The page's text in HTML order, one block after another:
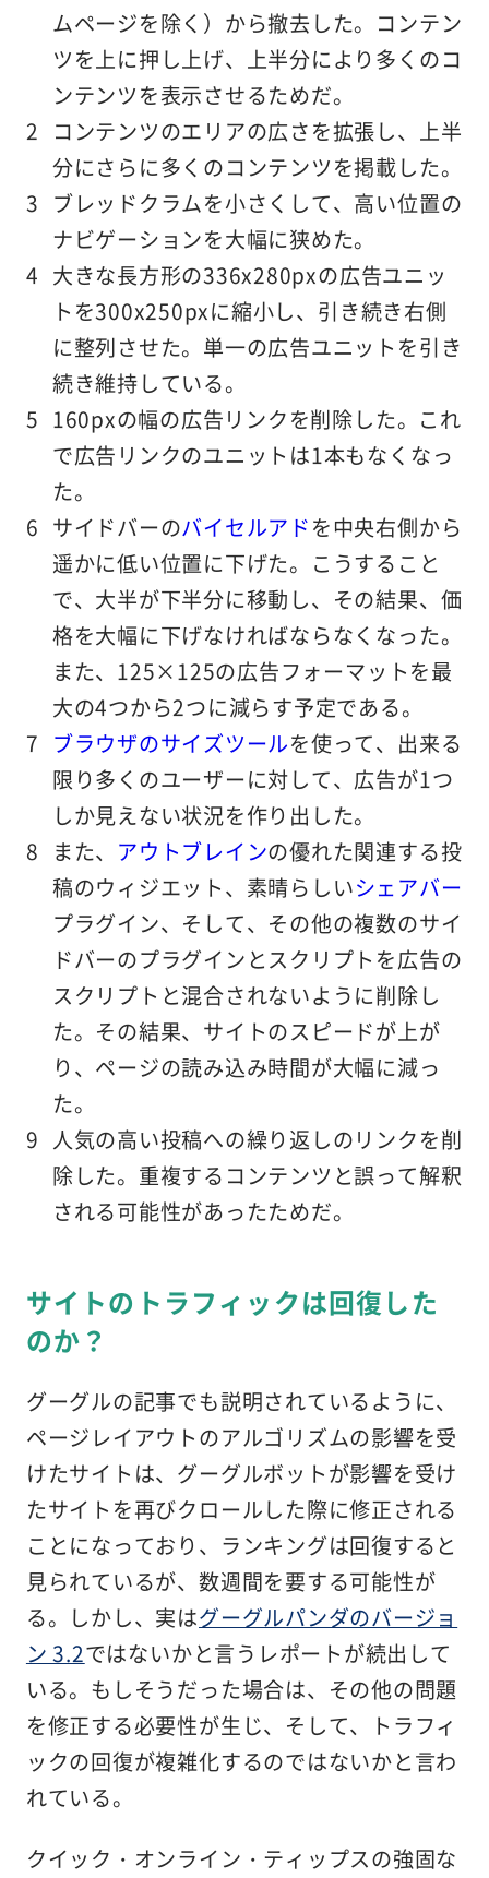
ムページを除く）から撤去した。コンテン
ツを上に押し上げ、上半分により多くのコ
ンテンツを表示させるためだ。
コンテンツのエリアの広さを拡張し、上半
分にさらに多くのコンテンツを掲載した。
ブレッドクラムを小さくして、高い位置の
ナビゲーションを大幅に狭めた。
大きな長方形の336x280pxの広告ユニッ
トを300x250pxに縮小し、引き続き右側
に整列させた。単一の広告ユニットを引き
続き維持している。
160pxの幅の広告リンクを削除した。これ
で広告リンクのユニットは1本もなくなっ
た。
サイドバーのバイセルアドを中央右側から
遥かに低い位置に下げた。こうすること
で、大半が下半分に移動し、その結果、価
格を大幅に下げなければならなくなった。
また、125×125の広告フォーマットを最
大の4つから2つに減らす予定である。
ブラウザのサイズツールを使って、出来る
限り多くのユーザーに対して、広告が1つ
しか見えない状況を作り出した。
また、 アウトブレインの優れた関連する投
稿のウィジエット、素晴らしいシェアバー
プラグイン、そして、その他の複数のサイ
ドバーのプラグインとスクリプトを広告の
スクリプトと混合されないように削除し
た。その結果、サイトのスピードが上が
り、ページの読み込み時間が大幅に減っ
た。
人気の高い投稿への繰り返しのリンクを削
除した。重複するコンテンツと誤って解釈
される可能性があったためだ。
サイトのトラフィックは回復した
のか？
グーグルの記事でも説明されているように、
ページレイアウトのアルゴリズムの影響を受
けたサイトは、グーグルボットが影響を受け
たサイトを再びクロールした際に修正される
ことになっており、ランキングは回復すると
見られているが、数週間を要する可能性が
る。しかし、実はグーグルパンダのバージョ
ン 3.2ではないかと言うレポートが続出して
いる。もしそうだった場合は、その他の問題
を修正する必要性が生じ、そして、トラフィ
ックの回復が複雑化するのではないかと言わ
れている。
クイック・オンライン・ティップスの強固な